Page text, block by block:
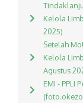
Kelola
2025)
Setelah
Kelola
Agustus
EMI - PPLI